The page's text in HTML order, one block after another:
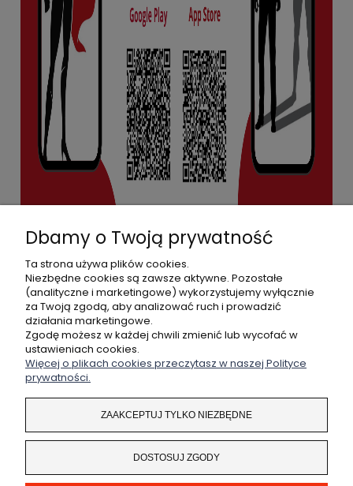
POMOC
MOJE KONTO
PŁATNOŚCI I DOSTAWA
Dbamy o Twoją prywatność
Ta strona używa plików cookies.
Niezbędne cookies są zawsze aktywne. Pozostałe
(analityczne i marketingowe) wykorzystujemy wyłącznie
za Twoją zgodą, aby analizować ruch i prowadzić
działania marketingowe.
Zgodę możesz w każdej chwili zmienić lub wycofać w
ustawieniach cookies.
Więcej o plikach cookies przeczytasz w naszej Polityce
prywatności.
ZAAKCEPTUJ TYLKO NIEZBĘDNE
DOSTOSUJ ZGODY